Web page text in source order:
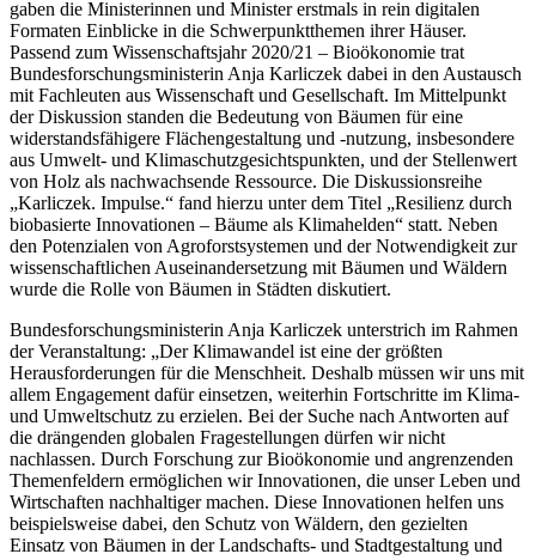
gaben die Ministerinnen und Minister erstmals in rein digitalen
Formaten Einblicke in die Schwerpunktthemen ihrer Häuser.
Passend zum Wissenschaftsjahr 2020/21 – Bioökonomie trat
Bundesforschungsministerin Anja Karliczek dabei in den Austausch
mit Fachleuten aus Wissenschaft und Gesellschaft. Im Mittelpunkt
der Diskussion standen die Bedeutung von Bäumen für eine
widerstandsfähigere Flächengestaltung und -nutzung, insbesondere
aus Umwelt- und Klimaschutzgesichtspunkten, und der Stellenwert
von Holz als nachwachsende Ressource. Die Diskussionsreihe
„Karliczek. Impulse.“ fand hierzu unter dem Titel „Resilienz durch
biobasierte Innovationen – Bäume als Klimahelden“ statt. Neben
den Potenzialen von Agroforstsystemen und der Notwendigkeit zur
wissenschaftlichen Auseinandersetzung mit Bäumen und Wäldern
wurde die Rolle von Bäumen in Städten diskutiert.
Bundesforschungsministerin Anja Karliczek unterstrich im Rahmen
der Veranstaltung: „Der Klimawandel ist eine der größten
Herausforderungen für die Menschheit. Deshalb müssen wir uns mit
allem Engagement dafür einsetzen, weiterhin Fortschritte im Klima-
und Umweltschutz zu erzielen. Bei der Suche nach Antworten auf
die drängenden globalen Fragestellungen dürfen wir nicht
nachlassen. Durch Forschung zur Bioökonomie und angrenzenden
Themenfeldern ermöglichen wir Innovationen, die unser Leben und
Wirtschaften nachhaltiger machen. Diese Innovationen helfen uns
beispielsweise dabei, den Schutz von Wäldern, den gezielten
Einsatz von Bäumen in der Landschafts- und Stadtgestaltung und